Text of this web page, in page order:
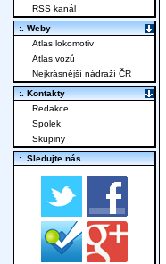
RSS kanál
:. Weby
Atlas lokomotiv
Atlas vozů
Nejkrásnější nádraží ČR
:. Kontakty
Redakce
Spolek
Skupiny
:. Sledujte nás